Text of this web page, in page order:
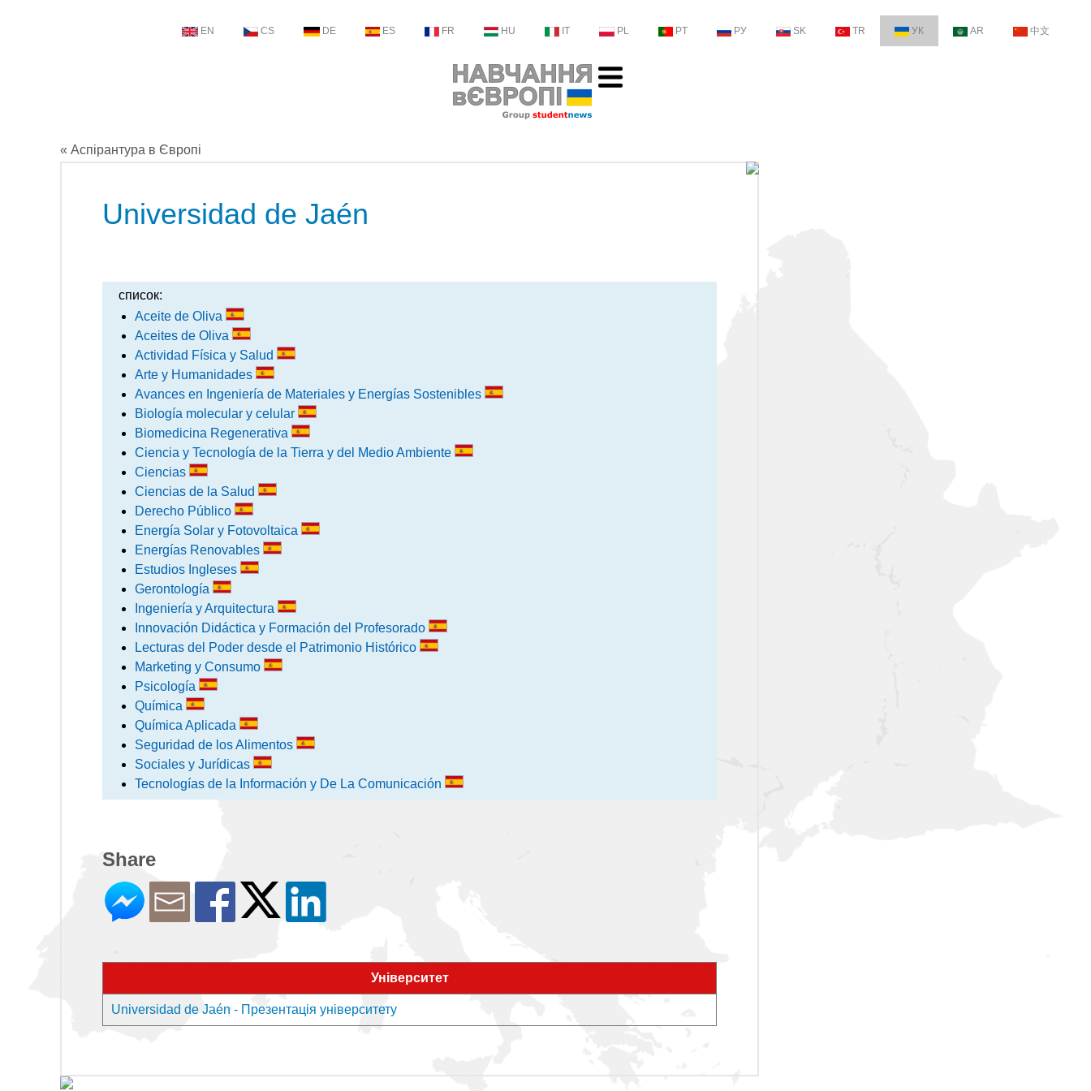
EN CS DE ES FR HU IT PL PT РУ SK TR УК AR 中文
« Аспірантура в Європі
Universidad de Jaén
список:
Aceite de Oliva
Aceites de Oliva
Actividad Física y Salud
Arte y Humanidades
Avances en Ingeniería de Materiales y Energías Sostenibles
Biología molecular y celular
Biomedicina Regenerativa
Ciencia y Tecnología de la Tierra y del Medio Ambiente
Ciencias
Ciencias de la Salud
Derecho Público
Energía Solar y Fotovoltaica
Energías Renovables
Estudios Ingleses
Gerontología
Ingeniería y Arquitectura
Innovación Didáctica y Formación del Profesorado
Lecturas del Poder desde el Patrimonio Histórico
Marketing y Consumo
Psicología
Química
Química Aplicada
Seguridad de los Alimentos
Sociales y Jurídicas
Tecnologías de la Información y De La Comunicación
Share
Університет
Universidad de Jaén - Презентація університету